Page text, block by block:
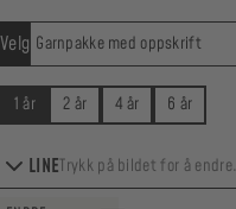
Velg
1 år 2 år 4 år 6 år
LINETrykk på bildet for å endre.